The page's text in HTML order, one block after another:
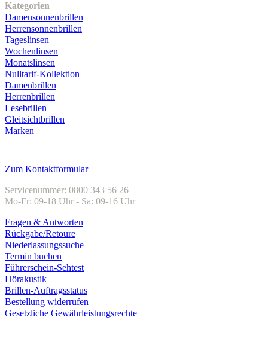
Kategorien
Damensonnenbrillen
Herrensonnenbrillen
Tageslinsen
Wochenlinsen
Monatslinsen
Nulltarif-Kollektion
Damenbrillen
Herrenbrillen
Lesebrillen
Gleitsichtbrillen
Marken
Zum Kontaktformular
Servicenummer: 0800 343 56 26
Mo-Fr: 09-18 Uhr - Sa: 09-16 Uhr
Fragen & Antworten
Rückgabe/Retoure
Niederlassungssuche
Termin buchen
Führerschein-Sehtest
Hörakustik
Brillen-Auftragsstatus
Bestellung widerrufen
Gesetzliche Gewährleistungsrechte